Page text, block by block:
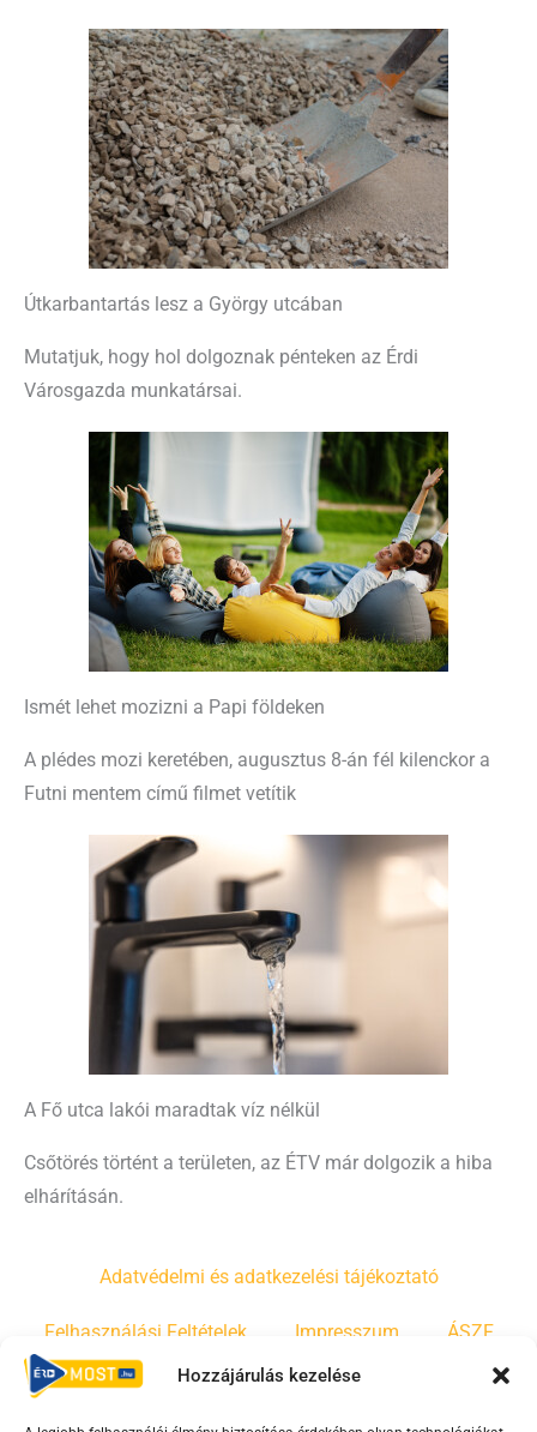
Hozzájárulás kezelése
Útkarbantartás lesz a György utcában
Mutatjuk, hogy hol dolgoznak pénteken az Érdi
Városgazda munkatársai.
Ismét lehet mozizni a Papi földeken
A plédes mozi keretében, augusztus 8-án fél kilenckor a
Futni mentem című filmet vetítik
A Fő utca lakói maradtak víz nélkül
Csőtörés történt a területen, az ÉTV már dolgozik a hiba
elhárításán.
Adatvédelmi és adatkezelési tájékoztató
Felhasználási Feltételek Impresszum ÁSZF
Irányelvek Moderálási szabályzat